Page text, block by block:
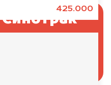
425.000